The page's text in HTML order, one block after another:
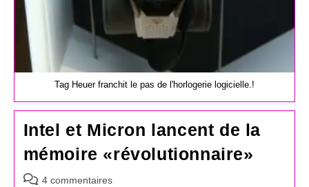
Tag Heuer franchit le pas de l'horlogerie logicielle.!
Intel et Micron lancent de la
mémoire «révolutionnaire»
Commentaires
4 commentaires